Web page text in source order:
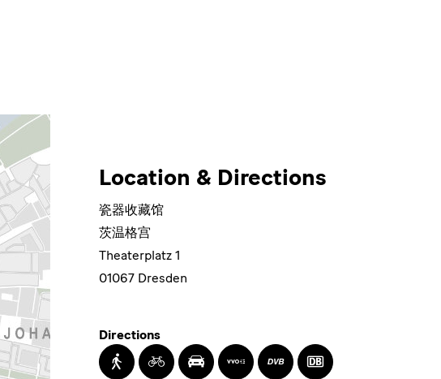
Location & Directions
瓷器收藏馆
茨温格宫
Theaterplatz 1
01067 Dresden
Directions
WalkingCyclingDrivingTimetable
Information
Transit
by
Transit
by